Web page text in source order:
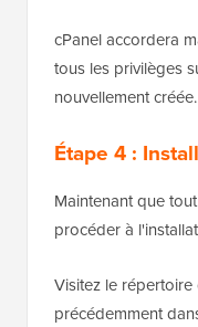
cPanel accordera
tous les privilèges
nouvellement créée.
Étape 4 :
Maintenant que
procéder à
Visitez le
précédemment